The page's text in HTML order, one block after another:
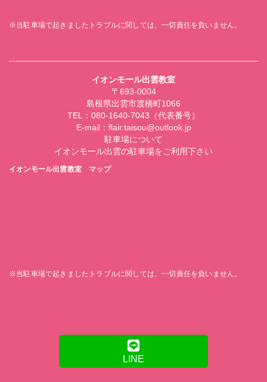
※当駐車場で起きましたトラブルに関しては、一切責任を負いません。
イオンモール出雲教室
〒693-0004
島根県出雲市渡橋町1066
TEL：080-1640-7043（代表番号）
E-mail：flair.taisou@outlook.jp
駐車場について
イオンモール出雲の駐車場をご利用下さい
イオンモール出雲教室 マップ
※当駐車場で起きましたトラブルに関しては、一切責任を負いません。
LINE